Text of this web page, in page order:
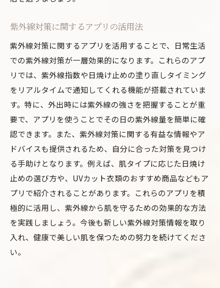
紫外線対策に関するアプリの活用法
紫外線対策に関するアプリを活用することで、日常生活
での紫外線対策が一層効果的になります。これらのアプ
リでは、紫外線指数や日焼け止めの塗り直しタイミング
をリアルタイムで通知してくれる機能が搭載されていま
す。特に、外出時には紫外線の強さを把握することが重
要で、アプリを使うことでその日の紫外線量を簡単に確
認できます。また、紫外線対策に関する有益な情報やア
ドバイスも提供されるため、自分に合った対策を見つけ
る手助けとなります。例えば、肌タイプに応じた日焼け
止めの選び方や、UVカット衣類のおすすめ商品などもア
プリで紹介されることがあります。これらのアプリを積
極的に活用し、紫外線から肌を守るための効果的な方法
を実践しましょう。今後も新しい紫外線対策情報を取り
入れ、健康で美しい肌を保つための努力を続けてくださ
い。